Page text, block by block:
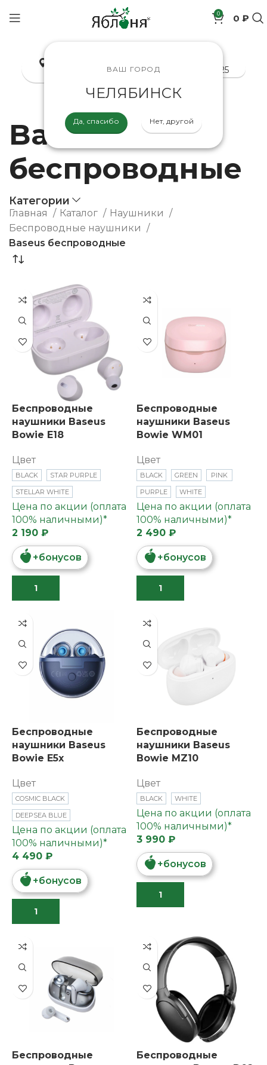
0
позиций0 ₽
ВАШ ГОРОД
ЧЕЛЯБИНСК
Да, спасибо Нет, другой
8-800-200-70-25
Baseus
беспроводные
Категории
Главная Каталог
Наушники
Беспроводные наушники
Baseus беспроводные
Беспроводные
наушники Baseus
Bowie E18
Цвет
BLACK
STAR PURPLE
STELLAR WHITE
Цена по акции (оплата
100% наличными)*
2 190 ₽
+бонусов
Беспроводные
наушники Baseus
Bowie WM01
Цвет
BLACK GREEN
PINK
PURPLE
WHITE
Цена по акции (оплата
100% наличными)*
2 490 ₽
+бонусов
Беспроводные
наушники Baseus
Bowie E5x
Цвет
COSMIC BLACK
DEEPSEA BLUE
Цена по акции (оплата
100% наличными)*
4 490 ₽
+бонусов
Беспроводные
наушники Baseus
Bowie MZ10
Цвет
BLACK WHITE
Цена по акции (оплата
100% наличными)*
3 990 ₽
+бонусов
Беспроводные
Беспроводные